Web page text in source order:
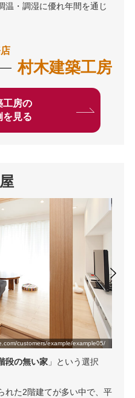
customers/example/example05/
段の無い家」という選択
れた2階建てが多い中で、平
温・調湿に優れ年間を通じ
村木建築工房
工房の
を見る